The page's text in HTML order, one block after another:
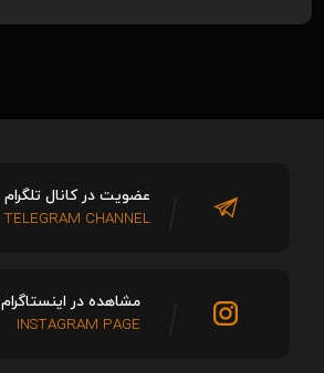
عضویت در کانال تلگرام
TELEGRAM CHANNEL
مشاهده در اینستاگرام
INSTAGRAM PAGE